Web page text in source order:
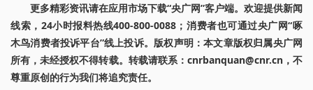
更多精彩资讯请在应用市场下载“央广网”客户端。欢迎提供新闻
线索，24小时报料热线400-800-0088；消费者也可通过央广网“啄
木鸟消费者投诉平台”线上投诉。版权声明：本文章版权归属央广网
所有，未经授权不得转载。转载请联系：cnrbanquan@cnr.cn，不
尊重原创的行为我们将追究责任。